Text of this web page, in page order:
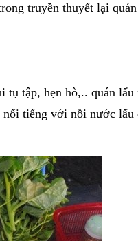
truyền thuyết lại
tập, hẹn hò,.. quán lẩu
tiếng với nồi nước lẩu